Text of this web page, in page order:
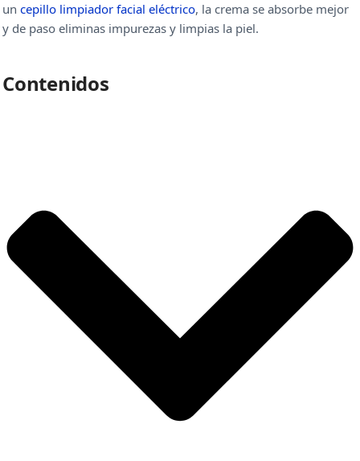
un cepillo limpiador facial eléctrico, la crema se absorbe mejor
y de paso eliminas impurezas y limpias la piel.
Contenidos